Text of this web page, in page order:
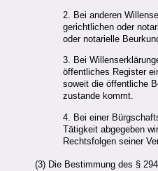
2. Bei anderen
gerichtlichen oder
oder notarielle
3. Bei
öffentliches Register
soweit die öffentliche
zustande kommt.
4. Bei einer
Tätigkeit abgegeben
Rechtsfolgen seiner
(3) Die Bestimmung des §